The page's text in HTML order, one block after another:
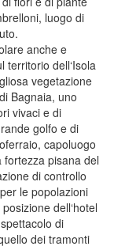
luogo di
anche e
territorio dell‘Isola
vegetazione
Bagnaia, uno
vivaci e di
golfo e di
capoluogo
fortezza pisana del
di controllo
le popolazioni
dell‘hotel
di
dei tramonti